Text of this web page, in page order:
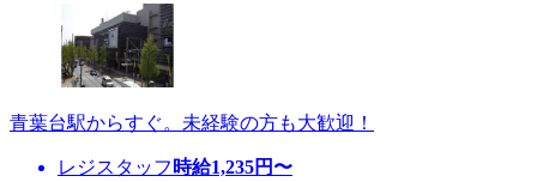
青葉台駅からすぐ。未経験の方も大歓迎！
レジスタッフ 時給1,235円〜